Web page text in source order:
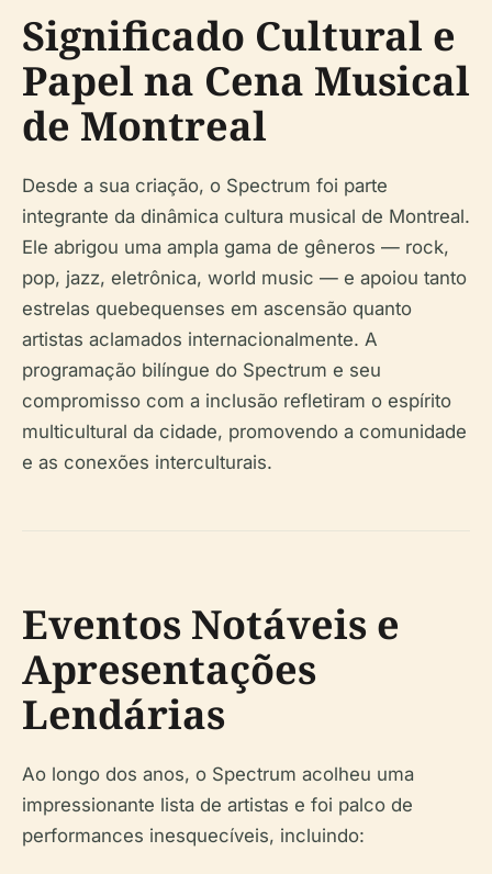
Significado Cultural e
Papel na Cena Musical
de Montreal
Desde a sua criação, o Spectrum foi parte
integrante da dinâmica cultura musical de Montreal.
Ele abrigou uma ampla gama de gêneros — rock,
pop, jazz, eletrônica, world music — e apoiou tanto
estrelas quebequenses em ascensão quanto
artistas aclamados internacionalmente. A
programação bilíngue do Spectrum e seu
compromisso com a inclusão refletiram o espírito
multicultural da cidade, promovendo a comunidade
e as conexões interculturais.
Eventos Notáveis e
Apresentações
Lendárias
Ao longo dos anos, o Spectrum acolheu uma
impressionante lista de artistas e foi palco de
performances inesquecíveis, incluindo: